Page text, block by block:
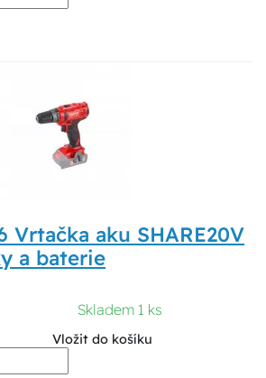
Vrtačka aku SHARE20V
a baterie
Skladem 1 ks
Vložit do košíku